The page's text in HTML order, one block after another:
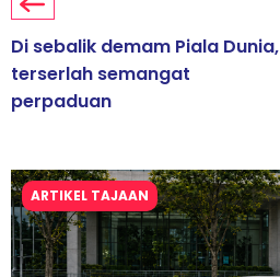
Di sebalik demam Piala Dunia,
terserlah semangat
perpaduan
ARTIKEL TAJAAN